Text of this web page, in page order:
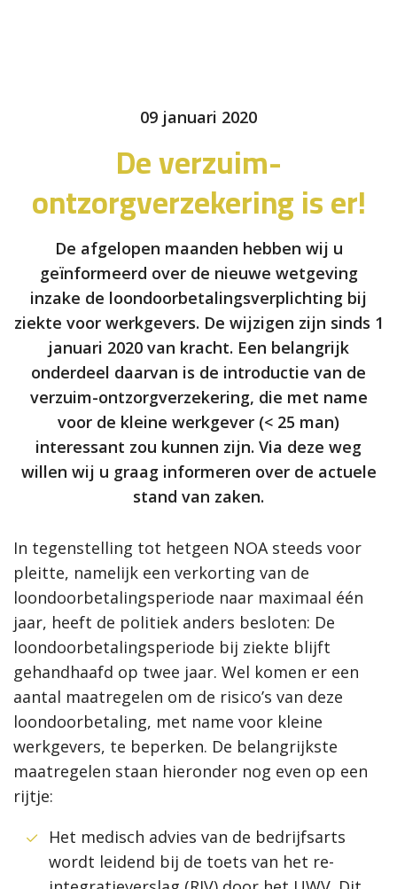
09 januari 2020
De verzuim-
ontzorgverzekering is er!
De afgelopen maanden hebben wij u
geïnformeerd over de nieuwe wetgeving
inzake de loondoorbetalingsverplichting bij
ziekte voor werkgevers. De wijzigen zijn sinds 1
januari 2020 van kracht. Een belangrijk
onderdeel daarvan is de introductie van de
verzuim-ontzorgverzekering, die met name
voor de kleine werkgever (< 25 man)
interessant zou kunnen zijn. Via deze weg
willen wij u graag informeren over de actuele
stand van zaken.
In tegenstelling tot hetgeen NOA steeds voor
pleitte, namelijk een verkorting van de
loondoorbetalingsperiode naar maximaal één
jaar, heeft de politiek anders besloten: De
loondoorbetalingsperiode bij ziekte blijft
gehandhaafd op twee jaar. Wel komen er een
aantal maatregelen om de risico’s van deze
loondoorbetaling, met name voor kleine
werkgevers, te beperken. De belangrijkste
maatregelen staan hieronder nog even op een
rijtje:
Het medisch advies van de bedrijfsarts
wordt leidend bij de toets van het re-